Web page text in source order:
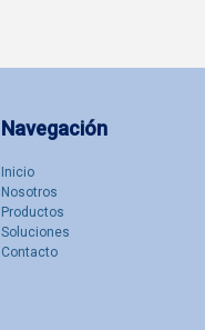
Navegación
Inicio
Nosotro​s
Productos
Soluciones
Contacto